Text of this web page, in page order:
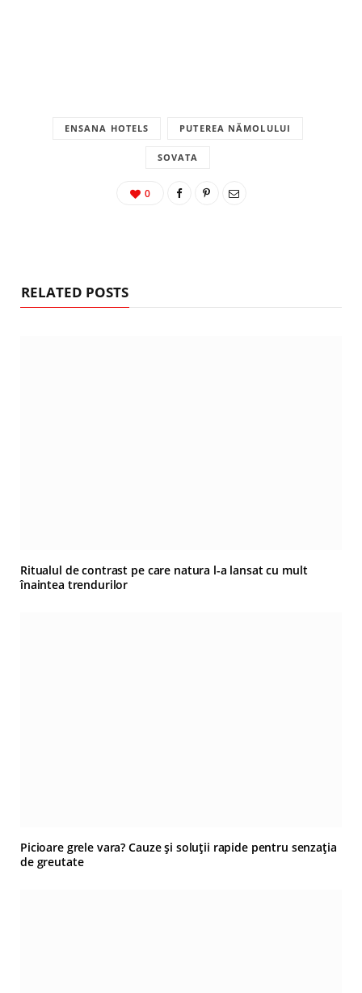
ENSANA HOTELS PUTEREA NĂMOLULUI
SOVATA
0
RELATED POSTS
Ritualul de contrast pe care natura l-a lansat cu mult
înaintea trendurilor
Picioare grele vara? Cauze și soluții rapide pentru senzația
de greutate